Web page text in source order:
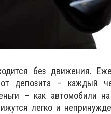
без движения.
депозита – каждый
– как автомобили
легко и